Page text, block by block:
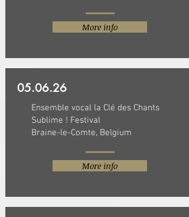
More info
05.06.26
Ensemble vocal la Clé des Chants
Sublime ! Festival
Braine-le-Comte, Belgium
More info